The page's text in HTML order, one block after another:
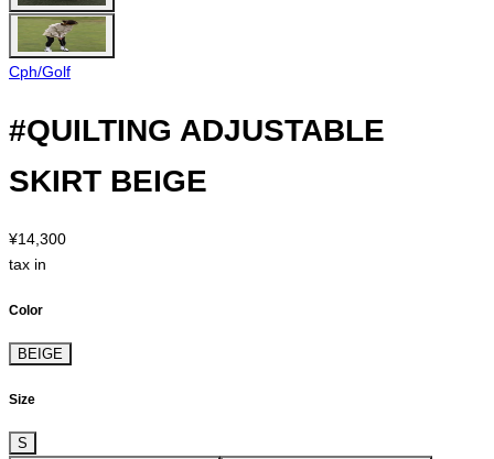
Cph/Golf
#QUILTING ADJUSTABLE
SKIRT BEIGE
¥14,300
tax in
Color
BEIGE
Size
S